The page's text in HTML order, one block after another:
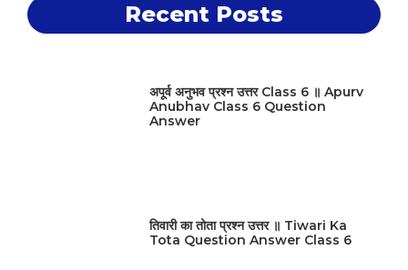
Recent Posts
अपूर्व अनुभव प्रश्न उत्तर Class 6 ॥ Apurv
Anubhav Class 6 Question
Answer
तिवारी का तोता प्रश्न उत्तर ॥ Tiwari Ka
Tota Question Answer Class 6